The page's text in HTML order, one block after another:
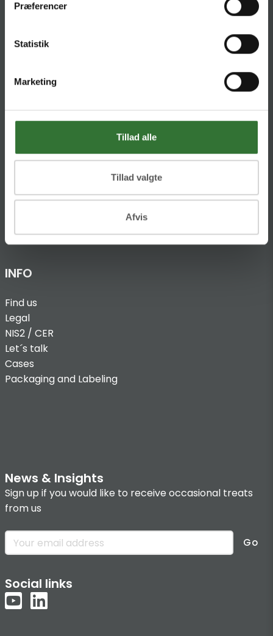
Præferencer
Statistik
Marketing
Tillad alle
Tillad valgte
Afvis
CONTACT
HQ:Hans Følsgaard A/S
DK-4600 Køge
Ellemosen 4
DK-8680 RY
+45 4320 8600
denmark@folsgaard.com
INFO
Find us
Legal
NIS2 / CER
Let´s talk
Cases
Packaging and Labeling
News & Insights
Sign up if you would like to receive occasional treats
from us
Go
Social links